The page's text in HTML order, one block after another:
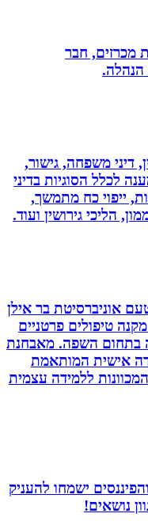
חבר
משפחה, גישור,
הסוגיות בדיני
כח מתמשך,
גירושין ועוד.
בר אילן
טיפולים פרטניים
השפה. מאבחנת
המותאמת
ללמידה עצמית
ישמחו להעניק